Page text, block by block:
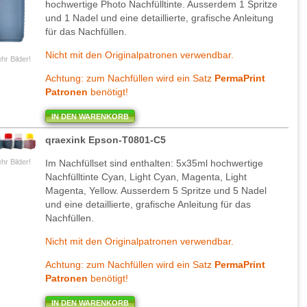
Bilder!
hochwertige Photo Nachfülltinte. Ausserdem 1 Spritze
und 1 Nadel und eine detaillierte, grafische Anleitung
für das Nachfüllen.
Nicht mit den Originalpatronen verwendbar.
Achtung: zum Nachfüllen wird ein Satz PermaPrint
Patronen benötigt!
IN DEN WARENKORB
Bilder!
qraexink Epson-T0801-C5
Im Nachfüllset sind enthalten: 5x35ml hochwertige
Nachfülltinte Cyan, Light Cyan, Magenta, Light
Magenta, Yellow. Ausserdem 5 Spritze und 5 Nadel
und eine detaillierte, grafische Anleitung für das
Nachfüllen.
Nicht mit den Originalpatronen verwendbar.
Achtung: zum Nachfüllen wird ein Satz PermaPrint
Patronen benötigt!
IN DEN WARENKORB